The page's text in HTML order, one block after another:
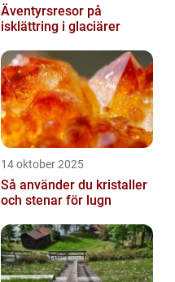
Äventyrsresor på
isklättring i glaciärer
14 oktober 2025
Så använder du kristaller
och stenar för lugn